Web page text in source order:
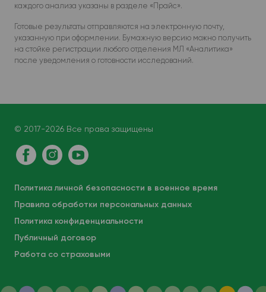
каждого анализа указаны в разделе «Прайс».
Готовые результаты отправляются на электронную почту,
указанную при оформлении. Бумажную версию можно получить
на стойке регистрации любого отделения МЛ «Аналитика»
после уведомления о готовности исследований.
© 2017-2026 Все права защищены
Политика личной безопасности в военное время
Правила обработки персональных данных
Политика конфиденциальности
Публичный договор
Работа со страховыми